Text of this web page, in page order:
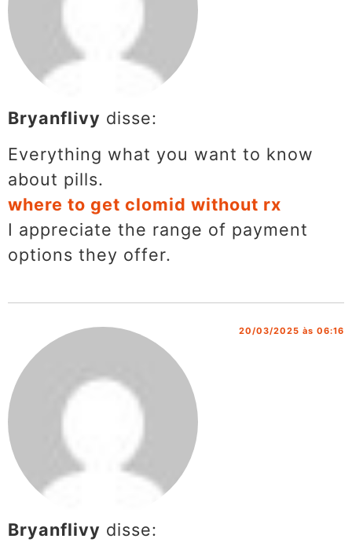
Bryanflivy disse:
Everything what you want to know
about pills.
where to get clomid without rx
I appreciate the range of payment
options they offer.
Bryanflivy disse:
20/03/2025 às 06:16